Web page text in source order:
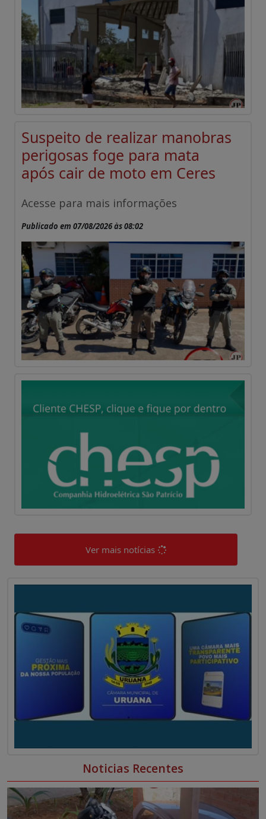
Suspeito de realizar manobras
perigosas foge para mata
após cair de moto em Ceres
Acesse para mais informações
Publicado em 07/08/2026 às 08:02
Ver mais notícias
Noticias Recentes